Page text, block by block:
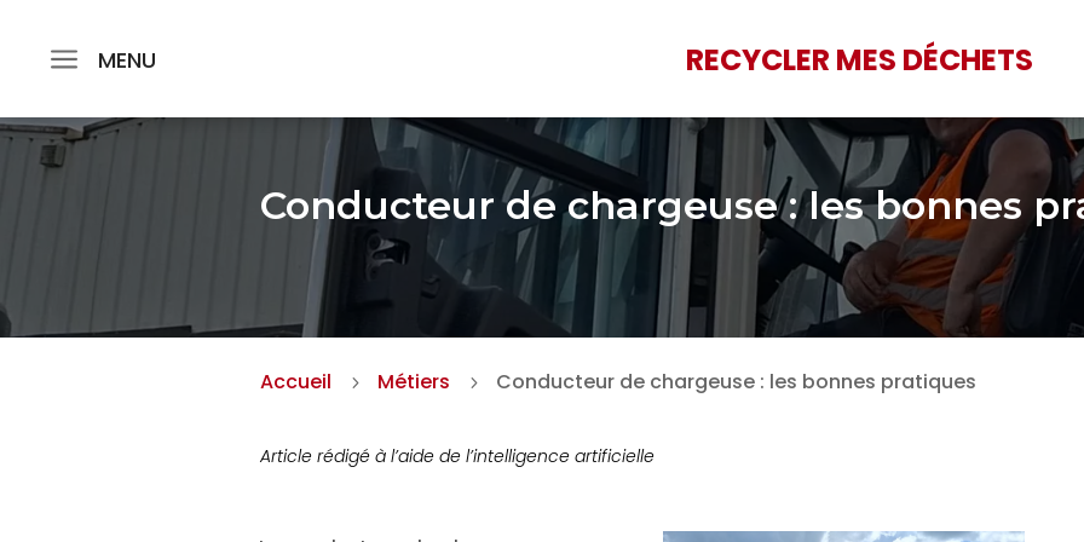
MENU RECYCLER MES DÉCHETS
Conducteur de chargeuse : les bonnes
Accueil 5 Métiers 5 Conducteur de chargeuse : les bonnes pratiques
Article rédigé à l’aide de l’intelligence artificielle